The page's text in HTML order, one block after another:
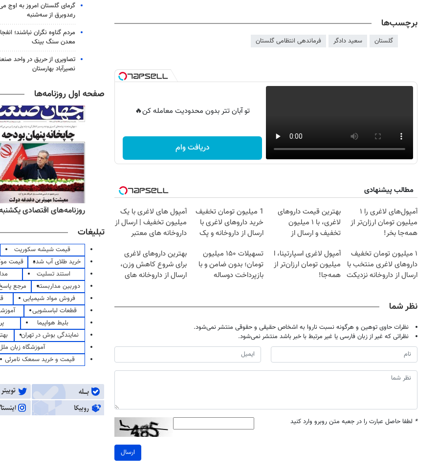
برچسب‌ها
گلستان سعید دادگر فرماندهی انتظامی گلستان
تو آبان تتر بدون محدودیت معامله کن🔥
دریافت وام
مطالب پیشنهادی
آمپول‌های لاغری را ۱
میلیون تومان ارزان‌تر از
همه‌جا بخر!
بهترین قیمت داروهای
لاغری، با ۱ میلیون
تخفیف و ارسال از
1 میلیون تومان تخفیف
خرید داروهای لاغری با
ارسال از داروخانه و پک
آمپول های لاغری با یک
میلیون تخفیف | ارسال از
داروخانه های معتبر
۱ میلیون تومان تخفیف
داروهای لاغری منتخب با
ارسال از داروخانه نزدیکت
آمپول لاغری اسپارتینا، ا
میلیون تومان ارزان‌تر از
همه‌جا!
تسهیلات ۱۵۰ میلیون
تومان؛ بدون ضامن و با
بازپرداخت دوساله
بهترین داروهای لاغری
برای شروع کاهش وزن،
ارسال از داروخانه های
نظر شما
نظرات حاوی توهین و هرگونه نسبت ناروا به اشخاص حقیقی و حقوقی منتشر نمی‌شود.
نظراتی که غیر از زبان فارسی یا غیر مرتبط با خبر باشد منتشر نمی‌شود.
* لطفا حاصل عبارت را در جعبه متن روبرو وارد کنید
ارسال
گرمای گلستان امروز به اوج
رعدوبرق از سه‌شنبه
مردم گناوه نگران نباشند؛
معدن سنگ بینک
تصاویری از حریق در واحد
نصیرآباد بهارستان
صفحه اول روزنامه‌ها
روزنامه‌های ورزشی شنبه ۱۷ مرداد ۱۴۰۵ روزنامه‌های ورزشی یکشنبه ۱۸ مرداد ۱۴۰۵ روزنامه‌های اقتصادی یکشنبه ۱۸ مرداد
تبلیغات
قیمت شیشه سکوریت
خرید طلای آب شده
قیمت
استند تسلیت
دوربین مداربسته
مرجع
فروش مواد شیمیایی
قطعات لباسشویی
بلیط هواپیما
نمایندگی بوش در تهران
آموزشگاه زبان
قیمت و خرید سمعک نامرئی